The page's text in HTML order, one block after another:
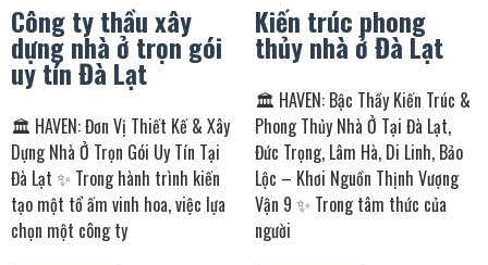
Công ty thầu xây
dựng nhà ở trọn gói
uy tín Đà Lạt
🏛️ HAVEN: Đơn Vị Thiết Kế & Xây
Dựng Nhà Ở Trọn Gói Uy Tín Tại
Đà Lạt ✨ Trong hành trình kiến
tạo một tổ ấm vinh hoa, việc lựa
chọn một công ty
Kiến trúc phong
thủy nhà ở Đà Lạt
🏛️ HAVEN: Bậc Thầy Kiến Trúc &
Phong Thủy Nhà Ở Tại Đà Lạt,
Đức Trọng, Lâm Hà, Di Linh, Bảo
Lộc – Khơi Nguồn Thịnh Vượng
Vận 9 ✨ Trong tâm thức của
người